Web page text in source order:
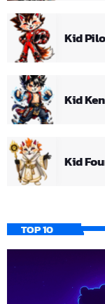
Kid
Kid
Kid
TOP 10